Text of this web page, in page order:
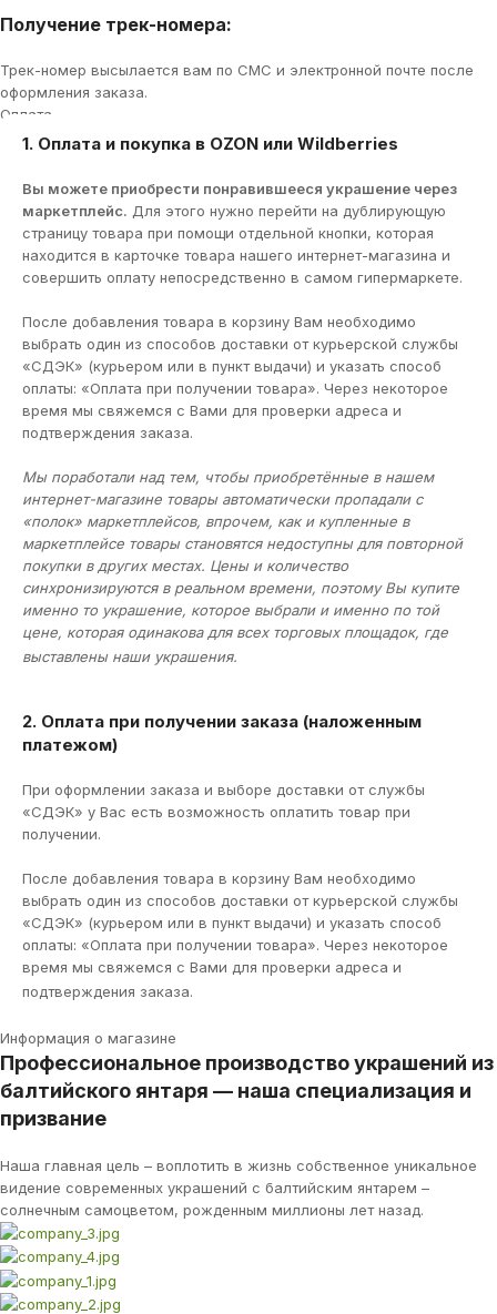
Получение трек-номера:
Трек-номер высылается вам по СМС и электронной почте после
оформления заказа.
Оплата
1. Оплата и покупка в OZON или Wildberries
Вы можете приобрести понравившееся украшение через
маркетплейс. Для этого нужно перейти на дублирующую
страницу товара при помощи отдельной кнопки, которая
находится в карточке товара нашего интернет-магазина и
совершить оплату непосредственно в самом гипермаркете.
После добавления товара в корзину Вам необходимо
выбрать один из способов доставки от курьерской службы
«СДЭК» (курьером или в пункт выдачи) и указать способ
оплаты: «Оплата при получении товара». Через некоторое
время мы свяжемся с Вами для проверки адреса и
подтверждения заказа.
Мы поработали над тем, чтобы приобретённые в нашем
интернет-магазине товары автоматически пропадали с
«полок» маркетплейсов, впрочем, как и купленные в
маркетплейсе товары становятся недоступны для повторной
покупки в других местах. Цены и количество
синхронизируются в реальном времени, поэтому Вы купите
именно то украшение, которое выбрали и именно по той
цене, которая одинакова для всех торговых площадок, где
выставлены наши украшения.
2. Оплата при получении заказа (наложенным
платежом)
При оформлении заказа и выборе доставки от службы
«СДЭК» у Вас есть возможность оплатить товар при
получении.
После добавления товара в корзину Вам необходимо
выбрать один из способов доставки от курьерской службы
«СДЭК» (курьером или в пункт выдачи) и указать способ
оплаты: «Оплата при получении товара». Через некоторое
время мы свяжемся с Вами для проверки адреса и
подтверждения заказа.
Информация о магазине
Профессиональное производство украшений из
балтийского янтаря — наша специализация и
призвание
Наша главная цель – воплотить в жизнь собственное уникальное
видение современных украшений с балтийским янтарем –
солнечным самоцветом, рожденным миллионы лет назад.